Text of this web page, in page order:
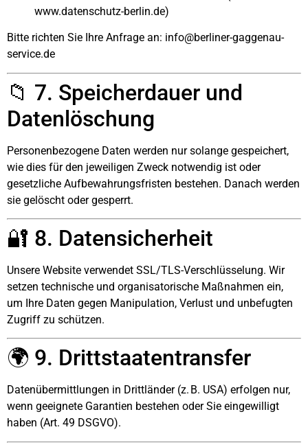
www.datenschutz-berlin.de)
Bitte richten Sie Ihre Anfrage an: info@berliner-gaggenau-
service.de
📁 7. Speicherdauer und
Datenlöschung
Personenbezogene Daten werden nur solange gespeichert,
wie dies für den jeweiligen Zweck notwendig ist oder
gesetzliche Aufbewahrungsfristen bestehen. Danach werden
sie gelöscht oder gesperrt.
🔐 8. Datensicherheit
Unsere Website verwendet SSL/TLS-Verschlüsselung. Wir
setzen technische und organisatorische Maßnahmen ein,
um Ihre Daten gegen Manipulation, Verlust und unbefugten
Zugriff zu schützen.
🌍 9. Drittstaatentransfer
Datenübermittlungen in Drittländer (z. B. USA) erfolgen nur,
wenn geeignete Garantien bestehen oder Sie eingewilligt
haben (Art. 49 DSGVO).